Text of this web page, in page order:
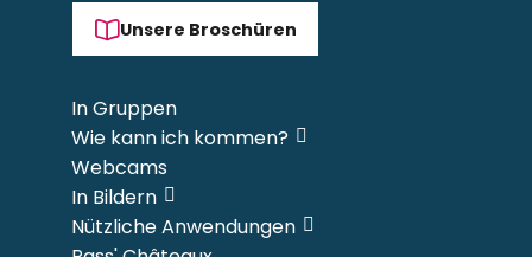
Unsere Broschüren
In Gruppen
Wie kann ich kommen?
Webcams
In Bildern
Nützliche Anwendungen